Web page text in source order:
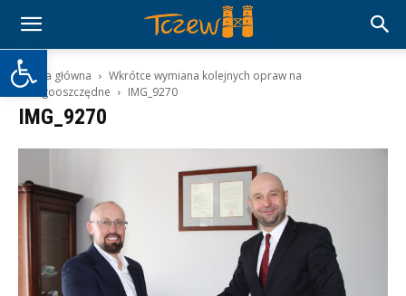
Otwórz pasek narzędzi
Strona główna
Wkrótce wymiana kolejnych opraw na
energooszczędne
IMG_9270
IMG_9270